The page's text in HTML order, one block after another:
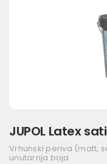
JUPOL Latex
Vrhunski periva (matt,
unutarnja boja